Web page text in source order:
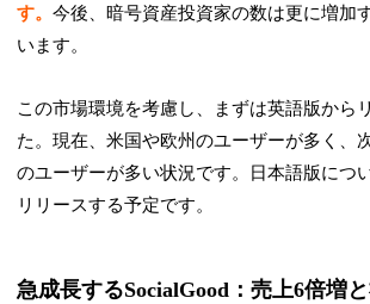
す。今後、暗号資産投資家の数は更に増加
います。
この市場環境を考慮し、まずは英語版から
た。現在、米国や欧州のユーザーが多く、
のユーザーが多い状況です。日本語版につ
リリースする予定です。
急成長するSocialGood：売上6倍増